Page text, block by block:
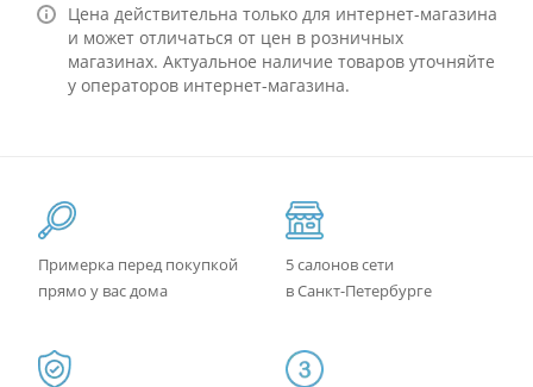
Цена действительна только для интернет-магазина
и может отличаться от цен в розничных
магазинах. Актуальное наличие товаров уточняйте
у операторов интернет-магазина.
Примерка перед покупкой
прямо у вас дома
5 салонов сети
в Санкт-Петербурге